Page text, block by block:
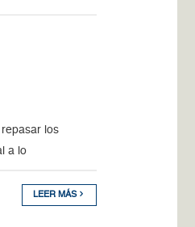
los
a lo
LEER MÁS